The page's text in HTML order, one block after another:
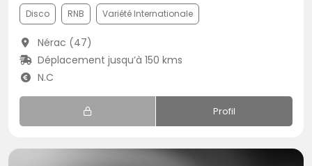
Disco RNB Variété Internationale
Nérac (47)
Déplacement jusqu’à 150 kms
N.C
Profil